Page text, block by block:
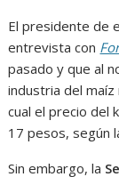
El presidente de
entrevista con
pasado y que al
industria del
cual el precio del
17 pesos, según
Sin embargo, la